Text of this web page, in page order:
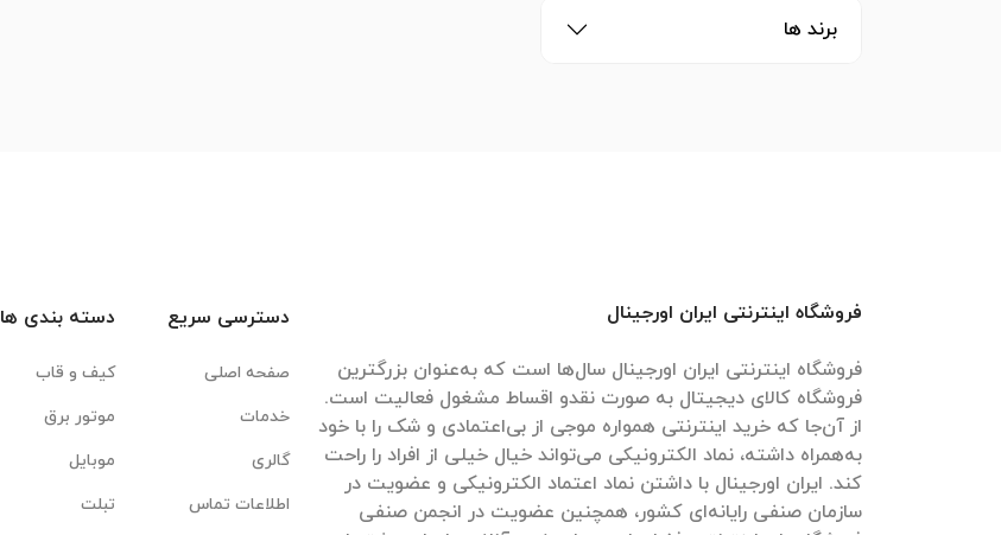
برند ها
فروشگاه اینترنتی ایران اورجینال
فروشگاه اینترنتی ایران اورجینال سال‌ها است که به‌عنوان بزرگترین
فروشگاه کالای دیجیتال به صورت نقدو اقساط مشغول فعالیت است.
از آن‌جا که خرید اینترنتی همواره موجی از بی‌اعتمادی و شک را با خود
به‌همراه داشته، نماد الکترونیکی می‌تواند خیال خیلی از افراد را راحت
کند. ایران اورجینال با داشتن نماد اعتماد الکترونیکی و عضویت در
سازمان صنفی رایانه‌ای کشور، همچنین عضویت در انجمن صنفی
دسترسی سریع
صفحه اصلی
خدمات
گالری
اطلاعات تماس
دسته بندی ها
کیف و قاب
موتور برق
موبایل
تبلت